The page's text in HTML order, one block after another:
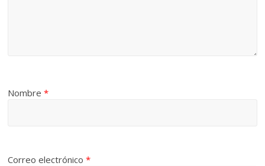
Nombre*
Correo electrónico*